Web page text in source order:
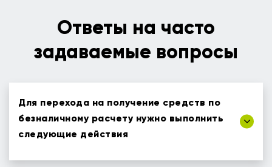
Ответы на часто
задаваемые вопросы
Для перехода на получение средств по
безналичному расчету нужно выполнить
следующие действия